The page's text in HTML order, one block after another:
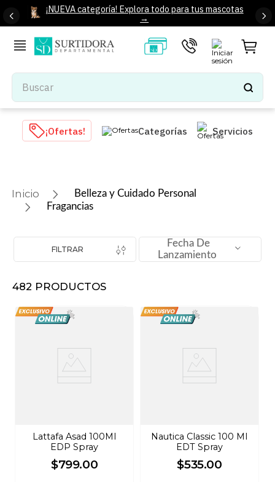
¡NUEVA categoría! Explora todo para tus mascotas
→
Buscar
TÉRMINOS MÁS BUSCADOS
1.
tenis mujer
iphone
colchones
8.
audifonos
9.
stars
¡Ofertas! Categorías Servicios
Belleza y Cuidado Personal
Fragancias
FILTRAR
Fecha De
Lanzamiento
482 PRODUCTOS
Lattafa Asad 100Ml
EDP Spray
$799.00
Nautica Classic 100 Ml
EDT Spray
$535.00